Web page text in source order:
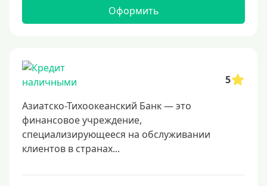
Самые выгодные
Заявка во все банки
Способы выдачи
Не выходя из дома
С доставкой на дом
Наличными
Онлайн на карту
Оформить
5
Азиатско-Тихоокеанский Банк — это
финансовое учреждение,
специализирующееся на обслуживании
клиентов в странах...